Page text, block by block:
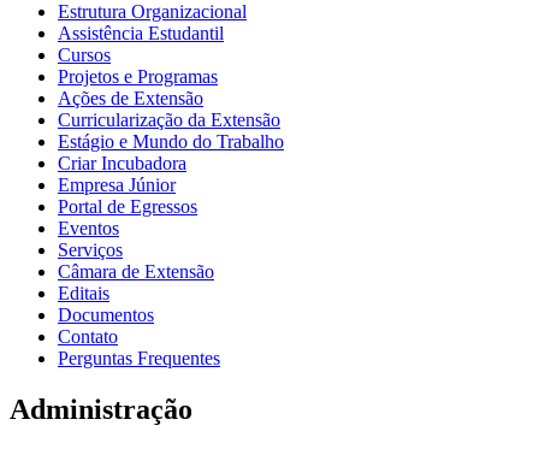
Estrutura Organizacional
Assistência Estudantil
Cursos
Projetos e Programas
Ações de Extensão
Curricularização da Extensão
Estágio e Mundo do Trabalho
Criar Incubadora
Empresa Júnior
Portal de Egressos
Eventos
Serviços
Câmara de Extensão
Editais
Documentos
Contato
Perguntas Frequentes
Administração